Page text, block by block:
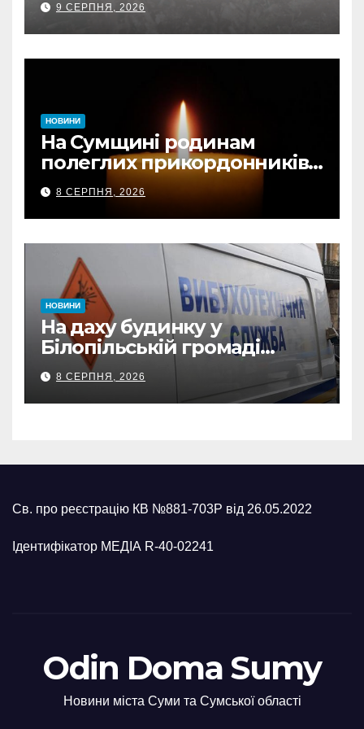
80 ударів по 22 громадах
9 СЕРПНЯ, 2026
НОВИНИ
На Сумщині родинам
полеглих прикордонників
передали державні
нагороди та відомчі
відзнаки
8 СЕРПНЯ, 2026
НОВИНИ
На даху будинку у
Білопільській громаді
знайшли 120-мм міну
8 СЕРПНЯ, 2026
Св. про реєстрацію КВ №881-703Р від 26.05.2022
Ідентифікатор МЕДІА R-40-02241
Odin Doma Sumy
Новини міста Суми та Сумської області